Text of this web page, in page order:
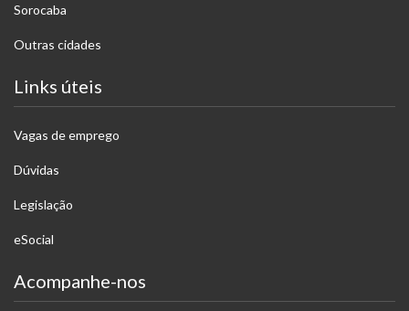
Sorocaba
Outras cidades
Links úteis
Vagas de emprego
Dúvidas
Legislação
eSocial
Acompanhe-nos